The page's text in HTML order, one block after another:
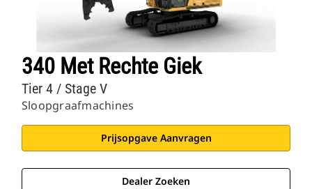
340 Met Rechte Giek
Sloopgraafmachines
Tier 4 / Stage V
Prijsopgave Aanvragen
Dealer Zoeken